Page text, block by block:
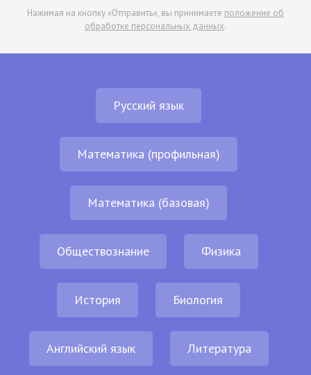
Нажимая на кнопку «Отправить», вы принимаете положение об
обработке персональных данных.
Русский язык
Математика (профильная)
Математика (базовая)
Обществознание Физика
История Биология
Английский язык Литература